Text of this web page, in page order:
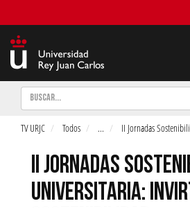
Buscar
TV URJC Todos ... II Jornadas
II JORNADAS
UNIVERSITARIA: